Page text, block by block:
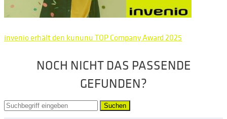
invenio erhält den kununu TOP Company Award 2025
NOCH NICHT DAS PASSENDE
GEFUNDEN?
Suchen